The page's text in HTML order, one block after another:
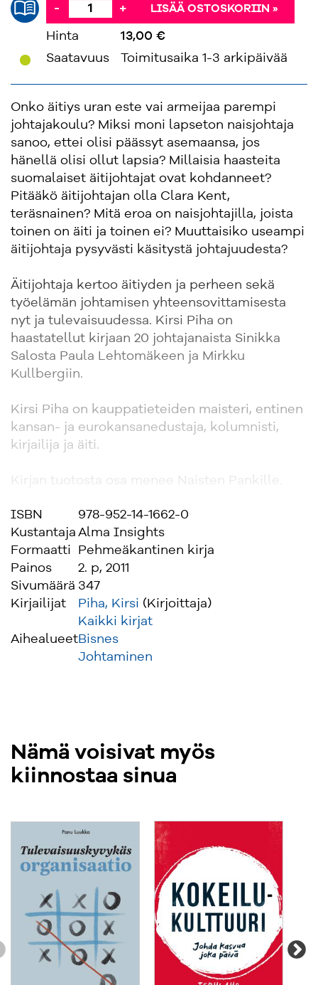
- + LISÄÄ OSTOSKORIIN »
Hinta
13,00 €
Saatavuus
Toimitusaika 1-3 arkipäivää
Onko äitiys uran este vai armeijaa parempi
johtajakoulu? Miksi moni lapseton naisjohtaja
sanoo, ettei olisi päässyt asemaansa, jos
hänellä olisi ollut lapsia? Millaisia haasteita
suomalaiset äitijohtajat ovat kohdanneet?
Pitääkö äitijohtajan olla Clara Kent,
teräsnainen? Mitä eroa on naisjohtajilla, joista
toinen on äiti ja toinen ei? Muuttaisiko useampi
äitijohtaja pysyvästi käsitystä johtajuudesta?
Äitijohtaja kertoo äitiyden ja perheen sekä
työelämän johtamisen yhteensovittamisesta
nyt ja tulevaisuudessa. Kirsi Piha on
haastatellut kirjaan 20 johtajanaista Sinikka
Salosta Paula Lehtomäkeen ja Mirkku
Kullbergiin.
Kirsi Piha on kauppatieteiden maisteri, entinen
kansan- ja eurokansanedustaja, kolumnisti,
kirjailija ja äiti.
Kirjan tuotosta osa menee Naisten Pankille.
ISBN
978-952-14-1662-0
Kustantaja Alma Insights
Formaatti
Pehmeäkantinen kirja
Painos
2. p, 2011
Sivumäärä 347
Kirjailijat
Piha, Kirsi (Kirjoittaja)
Aihealueet
Kaikki kirjat
Bisnes
Johtaminen
Nämä voisivat myös
kiinnostaa sinua